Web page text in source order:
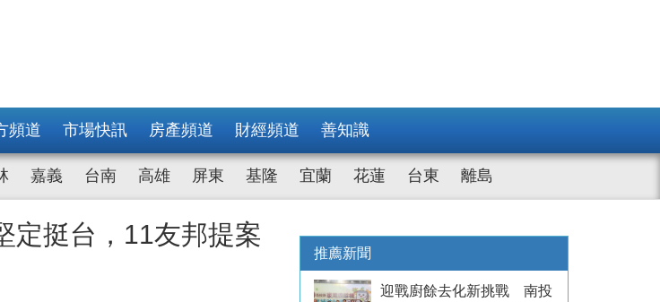
頻道 市場快訊 房產頻道 財經頻道 善知識
嘉義 台南 高雄 屏東 基隆 宜蘭 花蓮 台東 離島
挺台，11友邦提案
推薦新聞
迎戰廚餘去化新挑戰 南投